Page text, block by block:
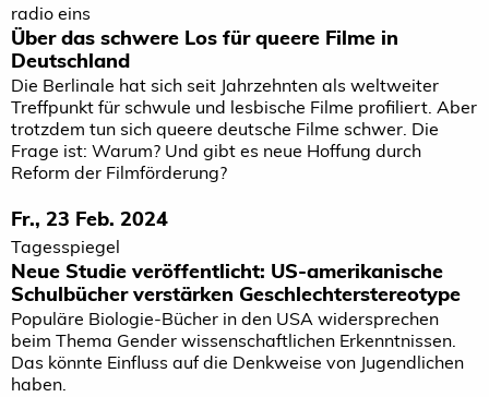
radio eins
Über das schwere Los für queere Filme in
Deutschland
Die Berlinale hat sich seit Jahrzehnten als weltweiter
Treffpunkt für schwule und lesbische Filme profiliert. Aber
trotzdem tun sich queere deutsche Filme schwer. Die
Frage ist: Warum? Und gibt es neue Hoffung durch
Reform der Filmförderung?
Fr., 23 Feb. 2024
Tagesspiegel
Neue Studie veröffentlicht: US-amerikanische
Schulbücher verstärken Geschlechterstereotype
Populäre Biologie-Bücher in den USA widersprechen
beim Thema Gender wissenschaftlichen Erkenntnissen.
Das könnte Einfluss auf die Denkweise von Jugendlichen
haben.